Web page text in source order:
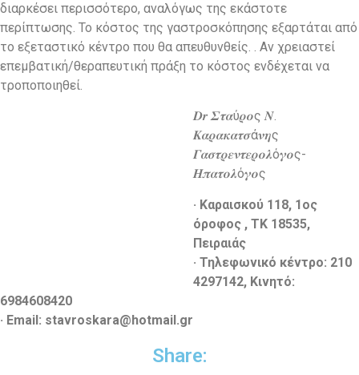
διαρκέσει περισσότερο, αναλόγως της εκάστοτε
περίπτωσης. Το κόστος της γαστροσκόπησης εξαρτάται από
το εξεταστικό κέντρο που θα απευθυνθείς. . Αν χρειαστεί
επεμβατική/θεραπευτική πράξη το κόστος ενδέχεται να
τροποποιηθεί.
𝑫𝒓 𝜮𝝉𝜶ύ𝝆𝝄ς 𝜨.
𝜥𝜶𝝆𝜶𝜿𝜶𝝉𝝈ά𝝂𝜼ς
𝜞𝜶𝝈𝝉𝝆𝜺𝝂𝝉𝜺𝝆𝝄𝝀ό𝜸𝝄ς-
𝜢𝝅𝜶𝝉𝝄𝝀ό𝜸𝝄ς
· Καραισκού 118, 1ος
όροφος , ΤΚ 18535,
Πειραιάς
· Τηλεφωνικό κέντρο: 210
4297142, Κινητό:
6984608420
· Email: stavroskara@hotmail.gr
Share: